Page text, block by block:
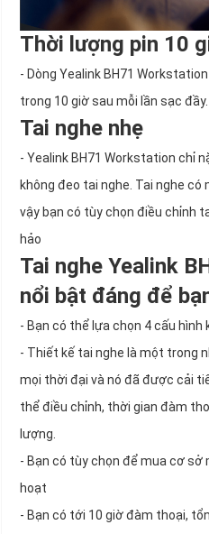
Thời lượng pin 10
- Dòng Yealink BH71
trong 10 giờ sau mỗi lần sạc đầy.
Tai nghe nhẹ
- Yealink BH71 Workstation chỉ
không đeo tai nghe. Tai nghe
vậy bạn có tùy chọn điều chỉnh
hảo
Tai nghe Yealink
nổi bật đáng để
- Bạn có thể lựa chọn 4 cấu hình
- Thiết kế tai nghe là một trong
mọi thời đại và nó đã được cải
thể điều chỉnh, thời gian đàm
lượng.
- Bạn có tùy chọn để mua cơ
hoạt
- Bạn có tới 10 giờ đàm thoại,